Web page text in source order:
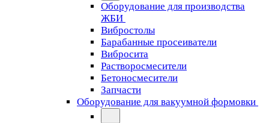
Оборудование для производства
ЖБИ
Вибростолы
Барабанные просеиватели
Вибросита
Растворосмесители
Бетоносмесители
Запчасти
Оборудование для вакуумной формовки